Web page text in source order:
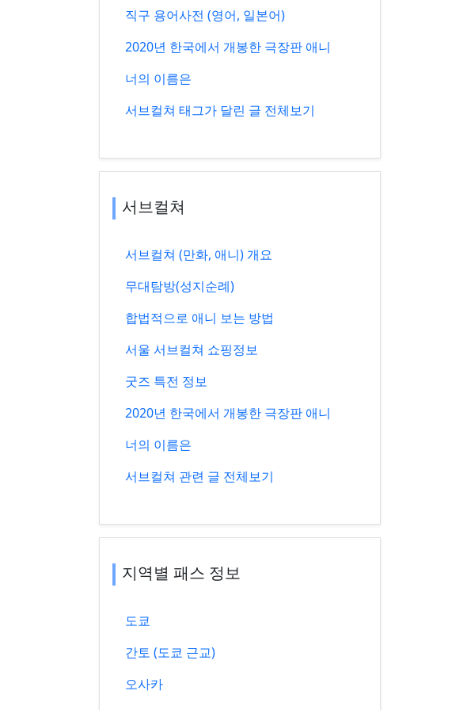
직구 용어사전 (영어, 일본어)
2020년 한국에서 개봉한 극장판 애니
너의 이름은
서브컬쳐 태그가 달린 글 전체보기
서브컬쳐
서브컬쳐 (만화, 애니) 개요
무대탐방(성지순례)
합법적으로 애니 보는 방법
서울 서브컬쳐 쇼핑정보
굿즈 특전 정보
2020년 한국에서 개봉한 극장판 애니
너의 이름은
서브컬쳐 관련 글 전체보기
지역별 패스 정보
도쿄
간토 (도쿄 근교)
오사카